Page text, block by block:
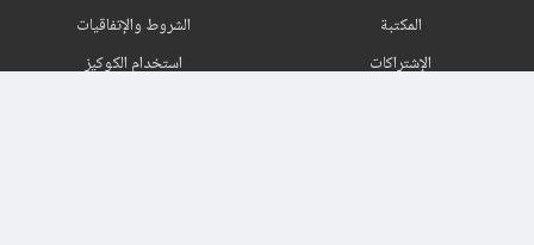
المكتبة
الإشتراكات
الشروط والإتفاقيات
استخدام الكوكيز